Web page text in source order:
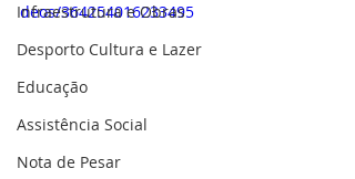
Infraestrutura e Obras
Desporto Cultura e Lazer
Educação
Assistência Social
Nota de Pesar
deos/364254016233495